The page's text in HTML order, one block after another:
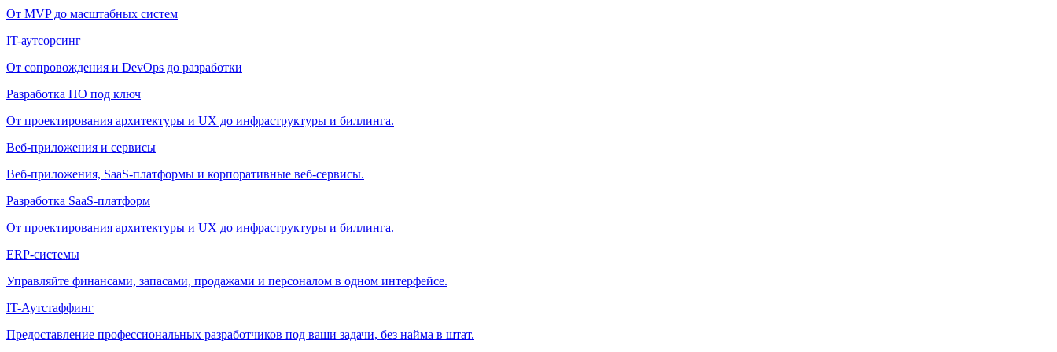
От MVP до масштабных систем
IT-аутсорсинг
От сопровождения и DevOps до разработки
Разработка ПО под ключ
От проектирования архитектуры и UX до инфраструктуры и биллинга.
Веб-приложения и сервисы
Веб-приложения, SaaS-платформы и корпоративные веб-сервисы.
Разработка SaaS-платформ
От проектирования архитектуры и UX до инфраструктуры и биллинга.
ERP-системы
Управляйте финансами, запасами, продажами и персоналом в одном интерфейсе.
IT-Аутстаффинг
Предоставление профессиональных разработчиков под ваши задачи, без найма в штат.